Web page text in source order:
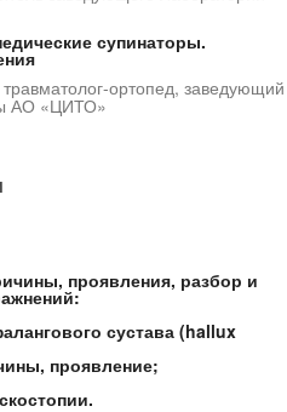
супинаторы.
ортопед, заведующий
АО «ЦИТО»
проявления, разбор и
сустава (hallux
проявление;